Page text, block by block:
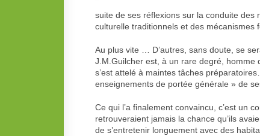
suite de ses réflexions sur la conduite des
culturelle traditionnels et des mécanismes
Au plus vite … D’autres, sans doute, se
J.M.Guilcher est, à un rare degré, homme
s’est attelé à maintes tâches
enseignements de portée générale » de
Ce qui l’a finalement convaincu, c’est un
retrouveraient jamais la chance qu’ils
de s’entretenir longuement avec des